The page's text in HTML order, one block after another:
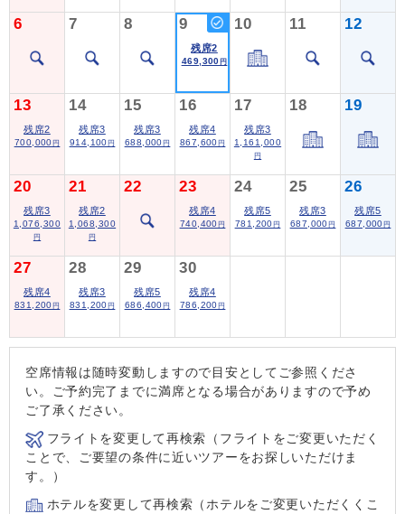
6 7 8 9
残席2
469,300 円
10 11 12
13
残席2
700,000 円
14
残席3
914,100 円
15
残席3
688,000 円
16
残席4
867,600 円
17
残席3
1,161,000
円
18 19
20
残席3
1,076,300
円
21
残席2
1,068,300
円
22 23
残席4
740,400 円
24
残席5
781,200 円
25
残席3
687,000 円
26
残席5
687,000 円
27
残席4
831,200 円
28
残席3
831,200 円
29
残席5
686,400 円
30
残席4
786,200 円
空席情報は随時変動しますので目安としてご参照くださ
い。ご予約完了までに満席となる場合がありますので予め
ご了承ください。
フライトを変更して再検索（フライトをご変更いただく
ことで、ご要望の条件に近いツアーをお探しいただけま
す。）
ホテルを変更して再検索（ホテルをご変更いただくくこ